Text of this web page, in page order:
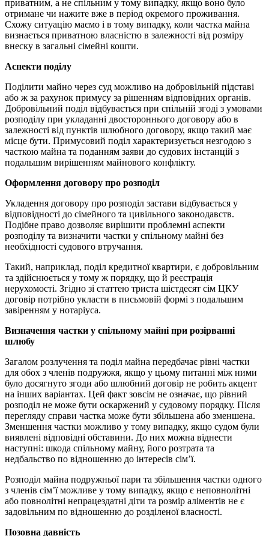
приватним, а не спільним у тому випадку, якщо воно було
отримане чи нажите вже в період окремого проживання.
Схожу ситуацію маємо і в тому випадку, коли частка майна
визнається приватною власністю в залежності від розміру
внеску в загальні сімейні кошти.
Аспекти поділу
Поділити майно через суд можливо на добровільній підставі
або ж за рахунок примусу за рішенням відповідних органів.
Добровільний поділ відбувається при спільній згоді з умовами
розподілу при укладанні двостороннього договору або в
залежності від пунктів шлюбного договору, якщо такий має
місце бути. Примусовий поділ характеризується незгодою з
часткою майна та поданням заяви до судових інстанцій з
подальшим вирішенням майнового конфлікту.
Оформлення договору про розподіл
Укладення договору про розподіл застави відбувається у
відповідності до сімейного та цивільного законодавств.
Подібне право дозволяє вирішити проблемні аспекти
розподілу та визначити частки у спільному майні без
необхідності судового втручання.
Такий, наприклад, поділ кредитної квартири, є добровільним
та здійснюється у тому ж порядку, що й реєстрація
нерухомості. Згідно зі статтею триста шістдесят сім ЦКУ
договір потрібно укласти в письмовій формі з подальшим
завіренням у нотаріуса.
Визначення частки у спільному майні при розірванні
шлюбу
Загалом розлучення та поділ майна передбачає рівні частки
для обох з членів подружжя, якщо у цьому питанні між ними
було досягнуто згоди або шлюбний договір не робить акцент
на інших варіантах. Цей факт зовсім не означає, що рівний
розподіл не може бути оскаржений у судовому порядку. Після
перегляду справи частка може бути збільшена або зменшена.
Зменшення частки можливо у тому випадку, якщо судом були
виявлені відповідні обставини. До них можна віднести
наступні: шкода спільному майну, його розтрата та
недбальство по відношенню до інтересів сім’ї.
Розподіл майна подружньої пари та збільшення частки одного
з членів сім’ї можливе у тому випадку, якщо є неповнолітні
або повнолітні непрацездатні діти та розмір аліментів не є
задовільним по відношенню до розділеної власності.
Позовна давність